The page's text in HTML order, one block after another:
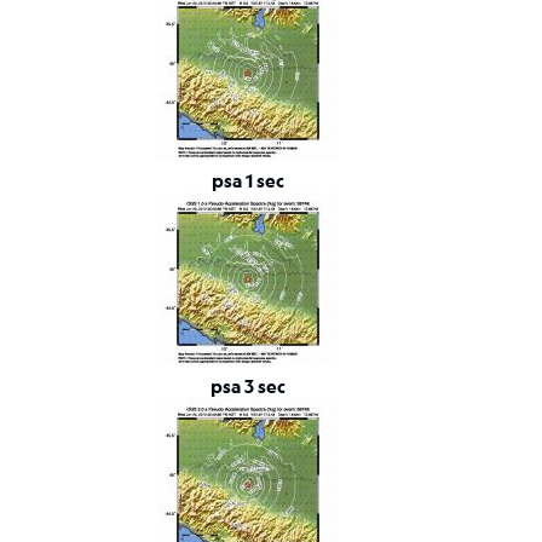
Tensore
Momento
Background
scientifico
Bibliografia
relativi
psa 1 sec
psa 3 sec